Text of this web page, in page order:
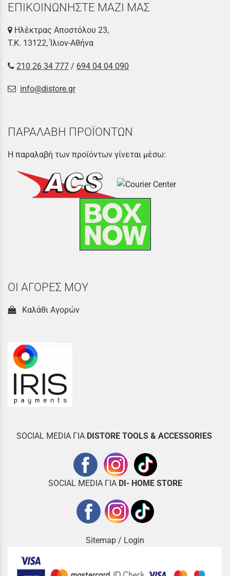
ΕΠΙΚΟΙΝΩΝΗΣΤΕ ΜΑΖΙ ΜΑΣ
Ηλέκτρας Αποστόλου 23,
Τ.Κ. 13122, Ίλιον-Αθήνα
210 26 34 777 / 694 04 04 090
info@distore.gr
ΠΑΡΑΛΑΒΗ ΠΡΟΪΟΝΤΩΝ
Η παραλαβή των προϊόντων γίνεται μέσω:
ΟΙ ΑΓΟΡΕΣ ΜΟΥ
Καλάθι Αγορών
SOCIAL MEDIA ΓΙΑ DISTORE TOOLS & ACCESSORIES
SOCIAL MEDIA ΓΙΑ DI- HOME STORE
Sitemap / Login